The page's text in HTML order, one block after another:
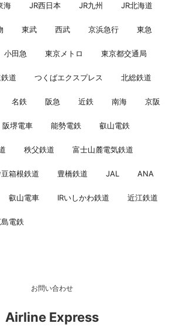
海 JR西日本 JR九州 JR北海道
東武 西武 京浜急行 東急
小田急 東京メトロ 東京都交通局
道 つくばエクスプレス 北総鉄道
名鉄 阪急 近鉄 南海 京阪
阪堺電車 能勢電鉄 叡山電鉄
秩父鉄道 富士山麓電気鉄道
箱根鉄道 豊橋鉄道 JAL ANA
叡山電車 IRいしかわ鉄道 近江鉄道
島電鉄
お問い合わせ
Airline Express